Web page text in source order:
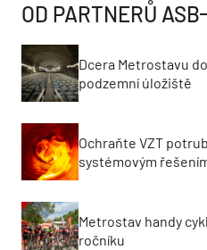
OD PARTNERŮ ASB
Dcera Metrostavu
podzemní úložiště
Ochraňte VZT
systémovým
Metrostav handy
ročníku